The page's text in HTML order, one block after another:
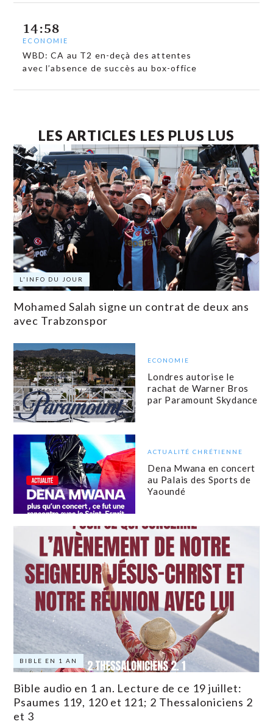
14:58
ECONOMIE
WBD: CA au T2 en-deçà des attentes
avec l’absence de succès au box-office
LES ARTICLES LES PLUS LUS
L'INFO DU JOUR
Mohamed Salah signe un contrat de deux ans
avec Trabzonspor
ECONOMIE
Londres autorise le
rachat de Warner Bros
par Paramount Skydance
ACTUALITÉ CHRÉTIENNE
Dena Mwana en concert
au Palais des Sports de
Yaoundé
BIBLE EN 1 AN
Bible audio en 1 an. Lecture de ce 19 juillet:
Psaumes 119, 120 et 121; 2 Thessaloniciens 2
et 3